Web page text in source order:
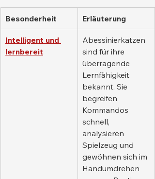
Besonderheit Erläuterung
Intelligent und
lernbereit
Abessinierkatzen
sind für ihre
überragende
Lernfähigkeit
bekannt. Sie
begreifen
Kommandos
schnell,
analysieren
Spielzeug und
gewöhnen sich im
Handumdrehen